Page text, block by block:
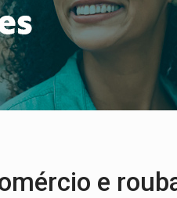
durante exercício
leva cinema
calor intenso e tempo firme
asfalto chega ao bairro Nova
e